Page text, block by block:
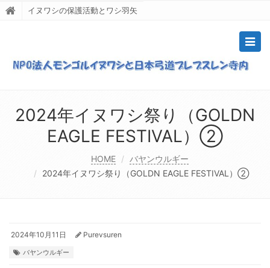
イヌワシの保護活動とワシ羽矢
2024年イヌワシ祭り（GOLDN
EAGLE FESTIVAL）②
HOME
バヤンウルギー
2024年イヌワシ祭り（GOLDN EAGLE FESTIVAL）②
2024年10月11日 Purevsuren
バヤンウルギー